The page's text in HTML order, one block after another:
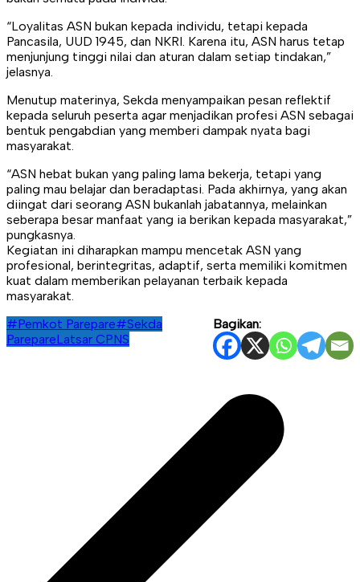
“Loyalitas ASN bukan kepada individu, tetapi kepada
Pancasila, UUD 1945, dan NKRI. Karena itu, ASN harus tetap
menjunjung tinggi nilai dan aturan dalam setiap tindakan,”
jelasnya.
Menutup materinya, Sekda menyampaikan pesan reflektif
kepada seluruh peserta agar menjadikan profesi ASN sebagai
bentuk pengabdian yang memberi dampak nyata bagi
masyarakat.
“ASN hebat bukan yang paling lama bekerja, tetapi yang
paling mau belajar dan beradaptasi. Pada akhirnya, yang akan
diingat dari seorang ASN bukanlah jabatannya, melainkan
seberapa besar manfaat yang ia berikan kepada masyarakat,”
pungkasnya.
Kegiatan ini diharapkan mampu mencetak ASN yang
profesional, berintegritas, adaptif, serta memiliki komitmen
kuat dalam memberikan pelayanan terbaik kepada
masyarakat.
Bagikan:
#Pemkot Parepare#Sekda
ParepareLatsar CPNS